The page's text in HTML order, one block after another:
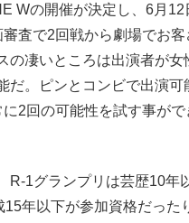
Wの開催が決定し、6月12
査で2回戦から劇場でお
の凄いところは出演者が
だ。ピンとコンビで出演可
2回の可能性を試す事が
1グランプリは芸歴10年
年以下が参加資格だった